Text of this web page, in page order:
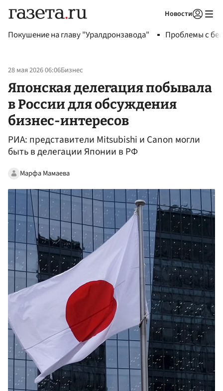
Новости
Покушение на главу "Уралдронзавода" Проблемы с
28 мая 2026 06:06Бизнес
Японская делегация побывала
в России для обсуждения
бизнес-интересов
РИА: представители Mitsubishi и Canon могли
быть в делегации Японии в РФ
Марфа Мамаева